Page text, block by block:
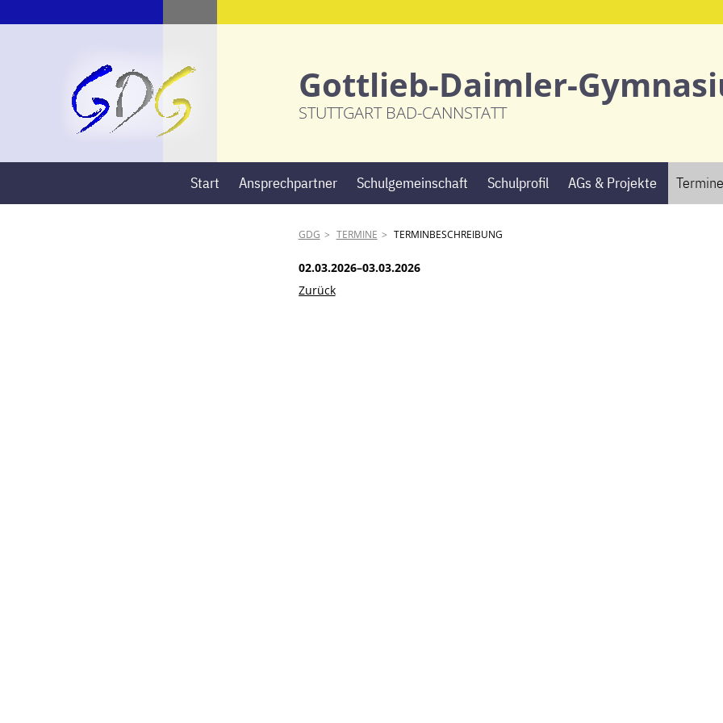
Gottlieb-Daimler-
STUTTGART BAD-CANNSTATT
überspringen
Start Ansprechpartner Schulgemeinschaft Schulprofil AGs & Projekte Termine
GDG TERMINE TERMINBESCHREIBUNG
02.03.2026–03.03.2026
Zurück